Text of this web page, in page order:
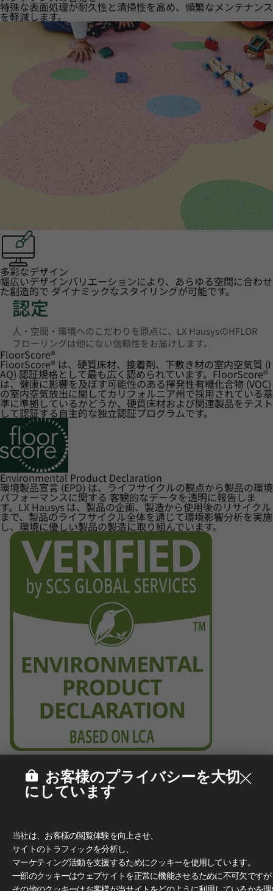
特殊な表面処理が耐久性と清掃性を高め、頻繁なメンテナンス
を軽減します。
多彩なデザイン
幅広いデザインバリエーションにより、あらゆる空間に合わせ
た創造的で ダイナミックなスタイリングが可能です。
認定
人・空間・環境へのこだわりを原点に、LX HausysのHFLOR
フローリングは他にない信頼性をお届けします。
FloorScore®
FloorScore® は、硬質床材、接着剤、下敷き材の室内空気質 (I
AQ) 認証規格として最も広く認められています。FloorScore®
は、健康に影響を及ぼす可能性のある揮発性有機化合物 (VOC)
の室内空気放出に関してカリフォルニア州で採用されている基
準に準拠しているかどうか、硬質床材および関連製品をテスト
して認証する自主的な独立認証プログラムです。
Environmental Product Declaration
環境製品宣言 (EPD) は、ライフサイクルの観点から製品の環境
パフォーマンスに関する 客観的なデータを透明に報告しま
す。LX Hausys は、製品の企画、製造から使用後のリサイクル
まで、製品のライフサイクル全体を通じて環境影響分析を実施
し、環境に優しい製品の製造に取り組んでいます。
お客様のプライバシーを大切
にしています
当社は、お客様の閲覧体験を向上させ、
サイトのトラフィックを分析し、
マーケティング活動を支援するためにクッキーを使用しています。
一部のクッキーはウェブサイトを正常に機能させるために不可欠です
その他のクッキーはお客様が当サイトをどのように利用しているかを